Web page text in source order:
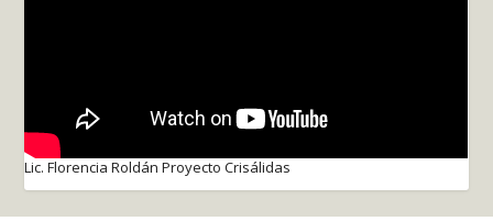
Lic. Florencia Roldán Proyecto Crisálidas